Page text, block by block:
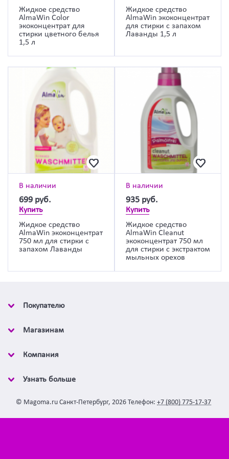
Жидкое средство
AlmaWin Color
экоконцентрат для
стирки цветного белья
1,5 л
Жидкое средство
AlmaWin экоконцентрат
для стирки с запахом
Лаванды 1,5 л
В наличии
699 руб.
Купить
Жидкое средство
AlmaWin экоконцентрат
750 мл для стирки с
запахом Лаванды
В наличии
935 руб.
Купить
Жидкое средство
AlmaWin Cleanut
экоконцентрат 750 мл
для стирки с экстрактом
мыльных орехов
Покупателю
Магазинам
Компания
Узнать больше
© Magoma.ru Санкт-Петербург, 2026 Телефон: +7 (800) 775-17-37